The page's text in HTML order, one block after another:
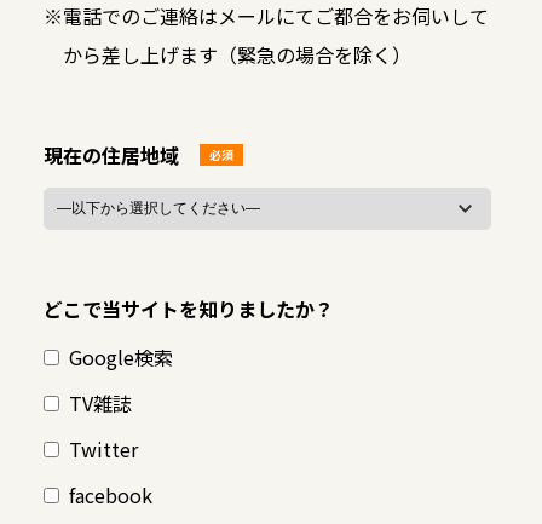
※電話でのご連絡はメールにてご都合をお伺いして
から差し上げます（緊急の場合を除く）
現在の住居地域 必須
どこで当サイトを知りましたか？
Google検索
TV雑誌
Twitter
facebook